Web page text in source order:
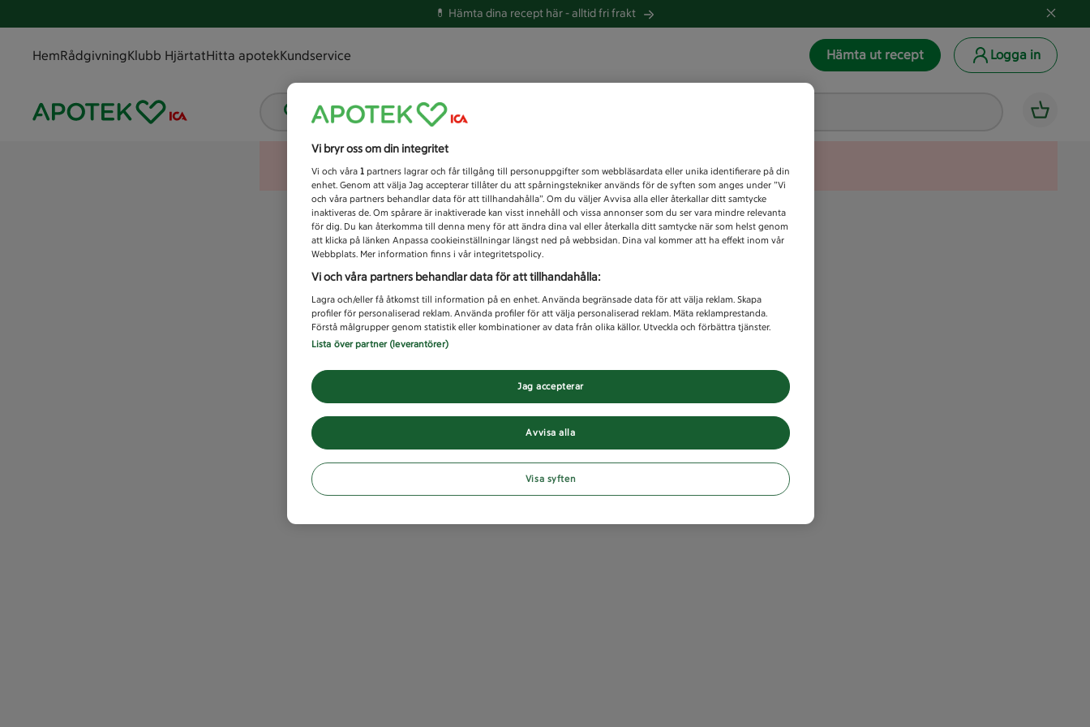
💊 Hämta dina recept här -alltid fri frakt
HemRådgivningKlubb HjärtatHitta apotekKundservice Hämta ut recept Logga in
Vad letar du efter idag?
Unknown error
Vi bryr oss om din integritet
Vi och våra 1 partners lagrar och får tillgång till personuppgifter som webbläsardata eller unika identifierare på din
enhet. Genom att välja Jag accepterar tillåter du att spårningstekniker används för de syften som anges under ”Vi
och våra partners behandlar data för att tillhandahålla”. Om du väljer Avvisa alla eller återkallar ditt samtycke
inaktiveras de. Om spårare är inaktiverade kan visst innehåll och vissa annonser som du ser vara mindre relevanta
för dig. Du kan återkomma till denna meny för att ändra dina val eller återkalla ditt samtycke när som helst genom
att klicka på länken Anpassa cookieinställningar längst ned på webbsidan. Dina val kommer att ha effekt inom vår
Webbplats. Mer information finns i vår integritetspolicy.
Vi och våra partners behandlar data för att tillhandahålla:
Lagra och/eller få åtkomst till information på en enhet. Använda begränsade data för att välja reklam. Skapa
profiler för personaliserad reklam. Använda profiler för att välja personaliserad reklam. Mäta reklamprestanda.
Förstå målgrupper genom statistik eller kombinationer av data från olika källor. Utveckla och förbättra tjänster.
Lista över partner (leverantörer)
Avvisa alla
Jag accepterar
Visa syften